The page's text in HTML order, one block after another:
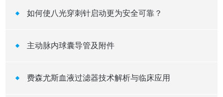
如何使八光穿刺针启动更为安全可靠？
主动脉内球囊导管及附件
费森尤斯血液过滤器技术解析与临床应用